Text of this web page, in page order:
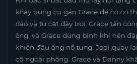
khay dụng cụ gần Grace để cô có
dao và tự cắt dây trói. Grace tấn
ông, và Grace dùng bình khí nén
khiến đầu ông nổ tung. Jodi quay
cô ngoài phòng. Grace và Danny